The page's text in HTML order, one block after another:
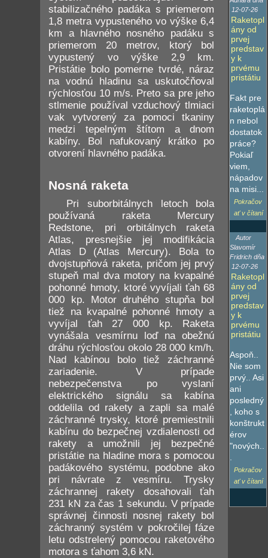
stabilizačného padáka s priemerom
1,8 metra vypusteného vo výške 6,4
km a hlavného nosného padáku s
priemerom 20 metrov, ktorý bol
vypustený vo výške 2,9 km.
Pristátie bolo pomerne tvrdé, náraz
na vodnú hladinu sa uskutočňoval
rýchlosťou 10 m/s. Preto sa pre jeho
stlmenie používal vzduchový tlmiaci
vak vytvorený za pomoci tkaniny
medzi tepelným štítom a dnom
kabíny. Bol nafukovaný krátko po
otvorení hlavného padáka.
Nosná raketa
Pri suborbitálnych letoch bola
používaná raketa Mercury
Redstone, pri orbitálnych raketa
Atlas, presnejšie jej modifikácia
Atlas D (Atlas Mercury). Bola to
dvojstupňová raketa, pričom jej prvý
stupeň mal dva motory na kvapalné
pohonné hmoty, ktoré vyvíjali ťah 68
000 kp. Motor druhého stupňa bol
tiež na kvapalné pohonné hmoty a
vyvíjal ťah 27 000 kp. Raketa
vynášala vesmírnu loď na obežnú
dráhu rýchlosťou okolo 28 000 km/h.
Nad kabínou bolo tiež záchranné
zariadenie. V prípade
nebezpečenstva po vyslaní
elektrického signálu sa kabína
oddelila od rakety a zapli sa malé
záchranné trysky, ktoré premiestnili
kabínu do bezpečnej vzdialenosti od
rakety a umožnili jej bezpečné
pristátie na hladine mora s pomocou
padákového systému, podobne ako
pri návrate z vesmíru. Trysky
záchrannej rakety dosahovali ťah
231 kN za čas 1 sekundu. V prípade
správnej činnosti nosnej rakety bol
záchranný systém v pokročilej fáze
letu odstrelený pomocou raketového
motora s ťahom 3,6 kN.
12-07-26
Raketopl
ány od
prvej
predstav
y k
prvému
pristátiu
Fakt pre
raketoplá
n nebol
dostatok
práce?
Pokiaľ
viem,
nápadov
na misi...
Pokračov
ať v čítaní
Autor
Slavomír
Fridrich dňa
12-07-26
Raketopl
ány od
prvej
predstav
y k
prvému
pristátiu
Aspoň..
Nie som
prvý.. Asi
ani
posledný
, koho s
konštrukt
érov
"nových..
.
Pokračov
ať v čítaní